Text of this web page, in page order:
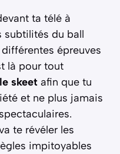
ta télé à
subtilités du ball
épreuves
là pour tout
skeet afin que tu
et ne plus jamais
te révéler les
impitoyables